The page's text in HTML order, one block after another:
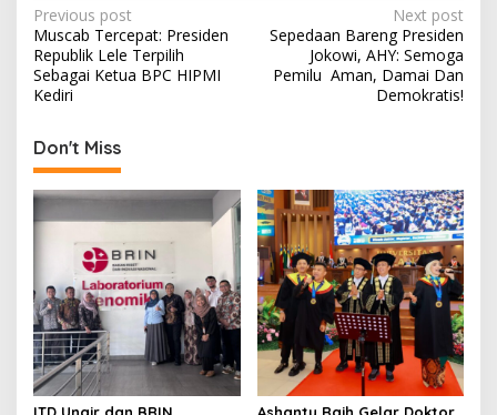
P
o
s
t
n
a
v
a
t
i
o
Previous post
Muscab Tercepat: Presiden
Republik Lele Terpilih
Sebagai Ketua BPC HIPMI
Kediri
Next post
Sepedaan Bareng Presiden
Jokowi, AHY: Semoga
Pemilu Aman, Damai Dan
Demokratis!
Don't Miss